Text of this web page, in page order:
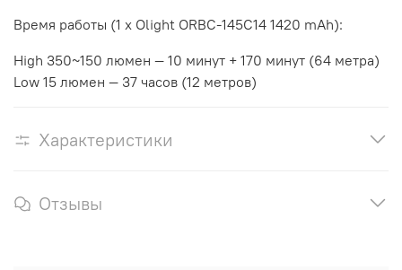
Время работы (1 x Olight ORBC-145C14 1420 mAh):
High 350~150 люмен — 10 минут + 170 минут (64 метра)
Low 15 люмен — 37 часов (12 метров)
Характеристики
Отзывы